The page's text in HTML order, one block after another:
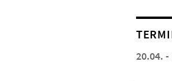
20.04. -